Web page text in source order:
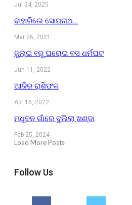
Jul 24, 2025
ବାହାରିଲେ ସୋମନାଥ…
Mar 26, 2021
ଜୁଲାଇ ୧ରୁ ଘରୋଇ ବସ ଧର୍ମଘଟ
Jun 11, 2022
ଆଜିର ରାଶିଫଳ
Apr 16, 2022
ମଧୁବନ ଗାଁରେ ବୁଲିଲା ଖଣ୍ଡା
Feb 25, 2024
Load More Posts
Follow Us